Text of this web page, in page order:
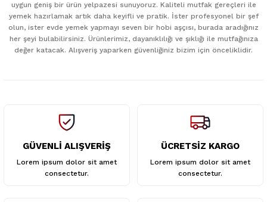
Ürün resmi kalitesiz, bozuk veya görüntülenemiyor.
Ürün açıklamasında eksik bilgiler bulunuyor.
Ürün bilgilerinde hatalar bulunuyor.
Ürün fiyatı diğer sitelerden daha pahalı.
uygun geniş bir ürün yelpazesi sunuyoruz. Kaliteli mutfak gereçleri ile
yemek hazırlamak artık daha keyifli ve pratik. İster profesyonel bir şef
olun, ister evde yemek yapmayı seven bir hobi aşçısı, burada aradığınız
her şeyi bulabilirsiniz. Ürünlerimiz, dayanıklılığı ve şıklığı ile mutfağınıza
değer katacak. Alışveriş yaparken güvenliğiniz bizim için önceliklidir.
GÜVENLİ ALIŞVERİŞ
Lorem ipsum dolor sit amet
consectetur.
ÜCRETSİZ KARGO
Lorem ipsum dolor sit amet
consectetur.